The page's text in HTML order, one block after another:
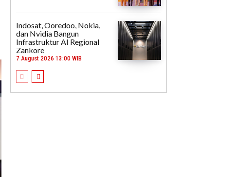
Indosat, Ooredoo, Nokia,
dan Nvidia Bangun
Infrastruktur AI Regional
Zankore
7 August 2026 13:00 WIB